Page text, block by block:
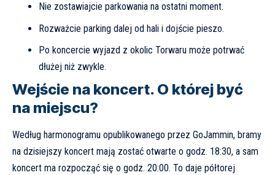
Nie zostawiajcie parkowania na ostatni moment.
Rozważcie parking dalej od hali i dojście pieszo.
Po koncercie wyjazd z okolic Torwaru może potrwać
dłużej niż zwykle.
Wejście na koncert. O której być
na miejscu?
Według harmonogramu opublikowanego przez GoJammin, bramy
na dzisiejszy koncert mają zostać otwarte o godz. 18:30, a sam
koncert ma rozpocząć się o godz. 20:00. To daje półtorej